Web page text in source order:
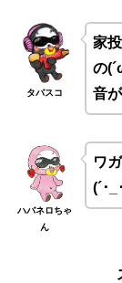
タバスコ
家
の
音
ハバネロちゃ
ん
ワ
(´･_